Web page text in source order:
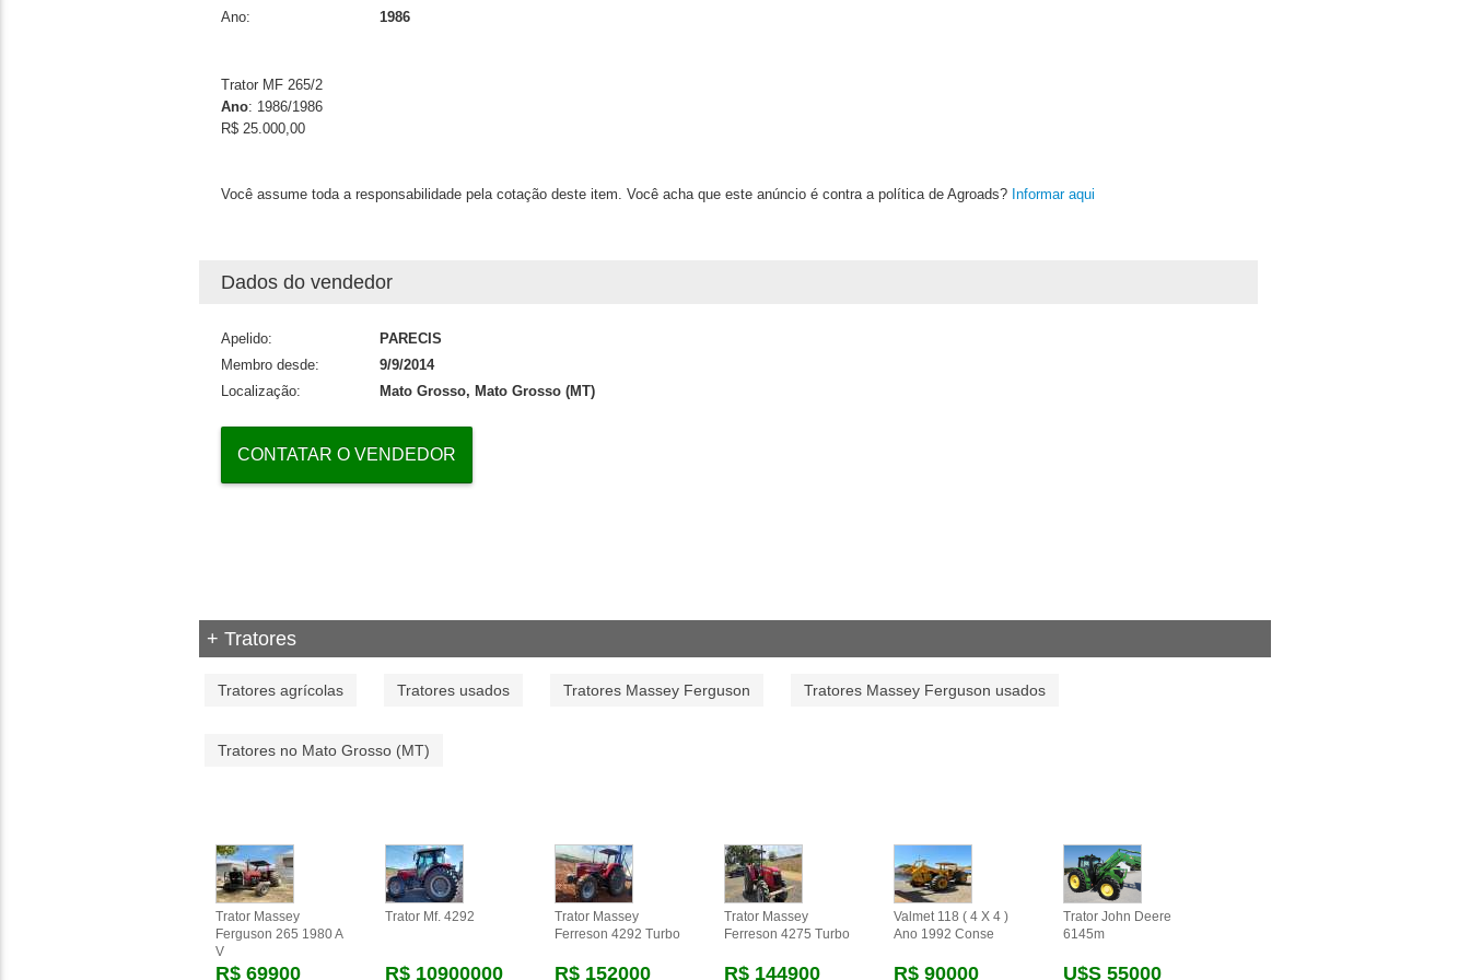
Ano: 1986
Trator MF 265/2
Ano: 1986/1986
R$ 25.000,00
Você assume toda a responsabilidade pela cotação deste item. Você acha que este anúncio é contra a política de Agroads? Informar aqui
Dados do vendedor
Apelido:
PARECIS
Membro desde:
9/9/2014
Localização:
Mato Grosso, Mato Grosso (MT)
CONTATAR O VENDEDOR
+ Tratores
Tratores agrícolas Tratores usados Tratores Massey Ferguson Tratores Massey Ferguson usados
Tratores no Mato Grosso (MT)
Trator Massey
Ferguson 265 1980 A
V
R$ 69900
Trator Mf. 4292
R$ 10900000
Trator Massey
Ferreson 4292 Turbo
R$ 152000
Trator Massey
Ferreson 4275 Turbo
R$ 144900
Valmet 118 ( 4 X 4 )
Ano 1992 Conse
R$ 90000
Trator John Deere
6145m
U$s 55000